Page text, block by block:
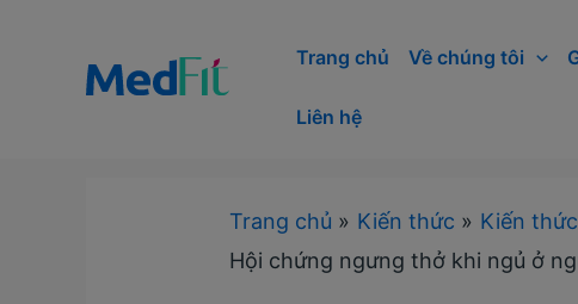
Trang chủ Về chúng tôi
Liên hệ
Trang chủ Kiến thức Kiến
Hội chứng ngưng thở khi ngủ ở